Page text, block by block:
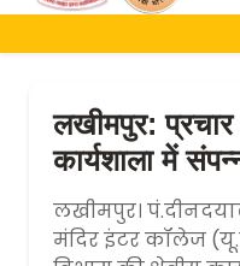
लखीमपुर: प्रचार
कार्यशाला में
लखीमपुर।
मंदिर इंटर कॉलेज